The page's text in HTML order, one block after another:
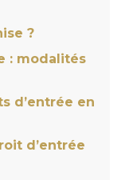
?
: modalités
d’entrée en
d’entrée